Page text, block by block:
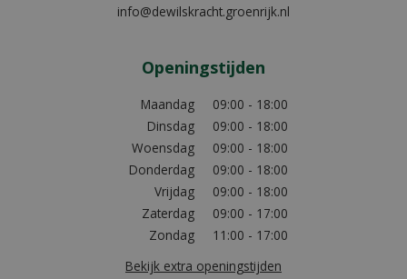
info@dewilskracht.groenrijk.nl
Openingstijden
Maandag
09:00 - 18:00
Dinsdag
09:00 - 18:00
Woensdag
09:00 - 18:00
Donderdag
09:00 - 18:00
Vrijdag
09:00 - 18:00
Zaterdag
09:00 - 17:00
Zondag
11:00 - 17:00
Bekijk extra openingstijden